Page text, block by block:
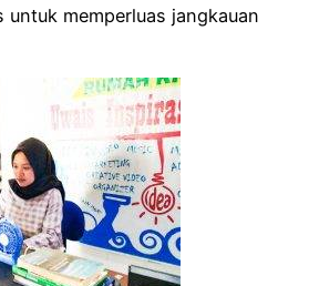
untuk memperluas jangkauan